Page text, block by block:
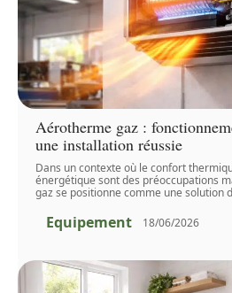
Aérotherme gaz :
une installation réussie
Dans un contexte où le confort
énergétique sont des préoccupations
gaz se positionne comme une solution
Equipement 18/06/2026